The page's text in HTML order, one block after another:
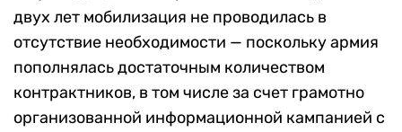
двух лет мобилизация не проводилась в
отсутствие необходимости — поскольку армия
пополнялась достаточным количеством
контрактников, в том числе за счет грамотно
организованной информационной кампанией с